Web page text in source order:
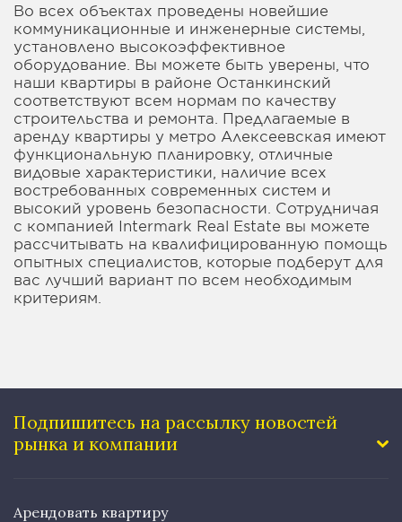
Во всех объектах проведены новейшие
коммуникационные и инженерные системы,
установлено высокоэффективное
оборудование. Вы можете быть уверены, что
наши квартиры в районе Останкинский
соответствуют всем нормам по качеству
строительства и ремонта. Предлагаемые в
аренду квартиры у метро Алексеевская имеют
функциональную планировку, отличные
видовые характеристики, наличие всех
востребованных современных систем и
высокий уровень безопасности. Сотрудничая
с компанией Intermark Real Estate вы можете
рассчитывать на квалифицированную помощь
опытных специалистов, которые подберут для
вас лучший вариант по всем необходимым
критериям.
Подпишитесь на рассылку новостей
рынка и компании
Арендовать квартиру